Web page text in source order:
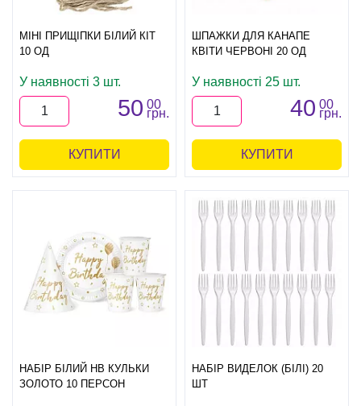
МІНІ ПРИЩІПКИ БІЛИЙ КІТ
10 ОД
У наявності 3 шт.
50 00
грн.
КУПИТИ
ШПАЖКИ ДЛЯ КАНАПЕ
КВІТИ ЧЕРВОНІ 20 ОД
У наявності 25 шт.
40 00
грн.
КУПИТИ
НАБІР БІЛИЙ HB КУЛЬКИ
ЗОЛОТО 10 ПЕРСОН
НАБІР ВИДЕЛОК (БІЛІ) 20
ШТ